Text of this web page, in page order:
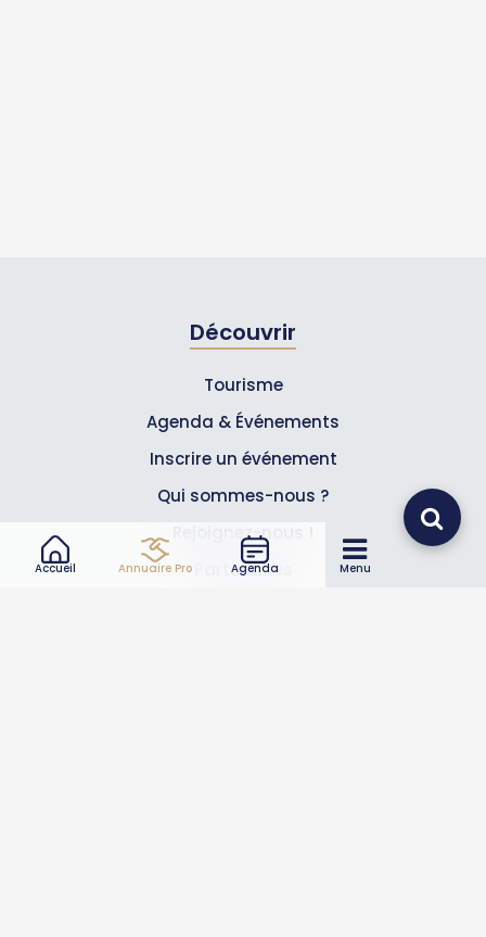
Accueil Annuaire Pro Agenda Menu
Découvrir
Tourisme
Agenda & Événements
Inscrire un événement
Qui sommes-nous ?
Rejoignez-nous !
Partenaires